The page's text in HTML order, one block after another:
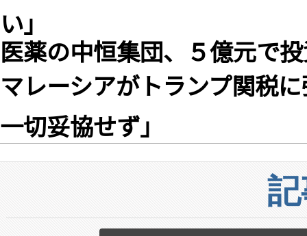
い」
医薬の中恒集団、５億元で
マレーシアがトランプ関税
一切妥協せず」